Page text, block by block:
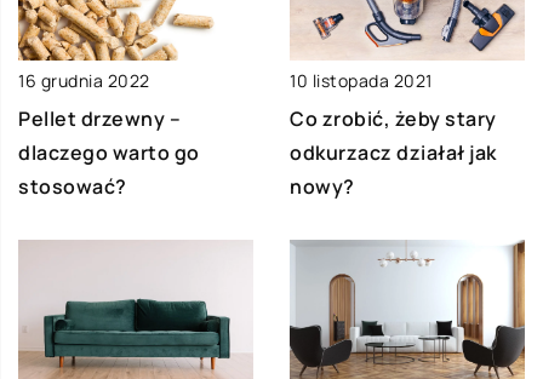
16 grudnia 2022
Pellet drzewny –
dlaczego warto go
stosować?
10 listopada 2021
Co zrobić, żeby stary
odkurzacz działał jak
nowy?